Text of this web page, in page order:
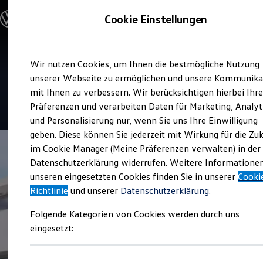
Hauptinhalt
springen
Footer
springen
Modelle und Konfigurator
Modelle vergleichen
Elektroautos
ENERGY Sondermodelle
Nutzfahrzeuge
SUV und CUV
Familienautos
Kombis
Kompaktwagen
Sportwagen
Schnell verfügbare Fahrzeuge
Angebote und Produkte
Aktuelle Angebote
E-Auto-Förderung
Volkswagen Marktplatz
Junge Gebrauchtwagen und Gebrauchtwagen
Volkswagen Zertifizierte Gebrauchtwagen
Zubehör- und Serviceangebote
Service
Jansen & Drouven Viersen
5|164 Bewertungen
Cookie Einstellungen
Wir nutzen Cookies, um Ihnen die bestmögliche Nutzung
unserer Webseite zu ermöglichen und unsere
mit Ihnen zu verbessern. Wir berücksichtigen hierbei Ihre
Präferenzen und verarbeiten Daten für Marketing,
und Personalisierung nur, wenn Sie uns Ihre Einwilligung
geben. Diese können Sie jederzeit mit Wirkung für die
im Cookie Manager (Meine Präferenzen verwalten) in der
Datenschutzerklärung widerrufen. Weitere
unseren eingesetzten Cookies finden Sie in unserer
Richtlinie und unserer Datenschutzerklärung.
Folgende Kategorien von Cookies werden durch uns
eingesetzt: